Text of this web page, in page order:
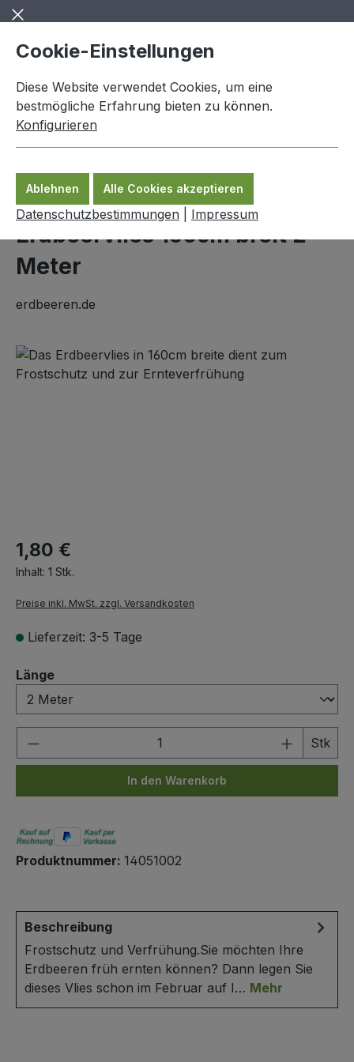
Zum Hauptinhalt springen
0,00 €
Erdbeerzubehör
Erdbeervlies 160cm breit 2
Meter
erdbeeren.de
Bildergalerie überspringen
1,80 €
Inhalt: 1 Stk.
Preise inkl. MwSt. zzgl. Versandkosten
Lieferzeit: 3-5 Tage
Längeauswählen
Produkt Anzahl: Gib den Stk
In den Warenkorb
Produktnummer: 14051002
Beschreibung
Frostschutz und Verfrühung.Sie möchten Ihre
Erdbeeren früh ernten können? Dann legen Sie
dieses Vlies schon im Februar auf I… Mehr
Cookie-Einstellungen
Diese Website verwendet Cookies, um eine
bestmögliche Erfahrung bieten zu können.
Konfigurieren
Ablehnen Alle Cookies akzeptieren
Datenschutzbestimmungen Impressum